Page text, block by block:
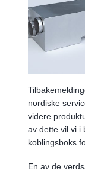
nordiske
videre
av dette vil vi i
koblingsboks
En av de